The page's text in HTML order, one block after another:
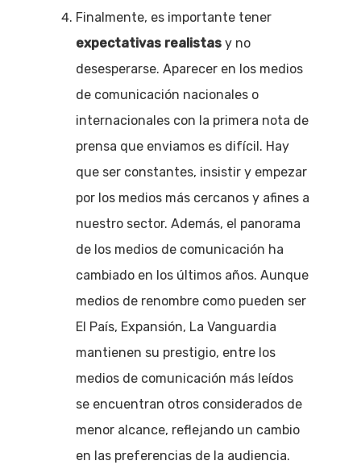
Finalmente, es importante tener
expectativas realistas y no
desesperarse. Aparecer en los medios
de comunicación nacionales o
internacionales con la primera nota de
prensa que enviamos es difícil. Hay
que ser constantes, insistir y empezar
por los medios más cercanos y afines a
nuestro sector. Además, el panorama
de los medios de comunicación ha
cambiado en los últimos años. Aunque
medios de renombre como pueden ser
El País, Expansión, La Vanguardia
mantienen su prestigio, entre los
medios de comunicación más leídos
se encuentran otros considerados de
menor alcance, reflejando un cambio
en las preferencias de la audiencia.